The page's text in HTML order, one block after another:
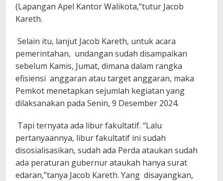
(Lapangan Apel Kantor Walikota,”tutur Jacob
Kareth.
Selain itu, lanjut Jacob Kareth, untuk acara
pemerintahan, undangan sudah disampaikan
sebelum Kamis, Jumat, dimana dalam rangka
efisiensi anggaran atau target anggaran, maka
Pemkot menetapkan sejumlah kegiatan yang
dilaksanakan pada Senin, 9 Desember 2024.
Tapi ternyata ada libur fakultatif. “Lalu
pertanyaannya, libur fakultatif ini sudah
disosialisasikan, sudah ada Perda ataukan sudah
ada peraturan gubernur ataukah hanya surat
edaran,”tanya Jacob Kareth. Yang disayangkan,